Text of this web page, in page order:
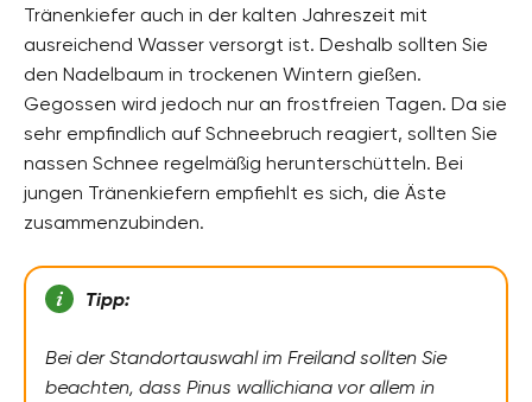
Tränenkiefer auch in der kalten Jahreszeit mit
ausreichend Wasser versorgt ist. Deshalb sollten Sie
den Nadelbaum in trockenen Wintern gießen.
Gegossen wird jedoch nur an frostfreien Tagen. Da sie
sehr empfindlich auf Schneebruch reagiert, sollten Sie
nassen Schnee regelmäßig herunterschütteln. Bei
jungen Tränenkiefern empfiehlt es sich, die Äste
zusammenzubinden.
Tipp:
Bei der Standortauswahl im Freiland sollten Sie
beachten, dass Pinus wallichiana vor allem in